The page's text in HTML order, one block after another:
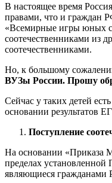
В настоящее время
правами, что и граждан
«Всемирные игры юных
соотечественниками из
соотечественниками.
Но, к большому
ВУЗы России. Прошу
Сейчас у таких детей
основании результатов
Поступление
На основании «Приказа
пределах установленной
являющиеся гражданами